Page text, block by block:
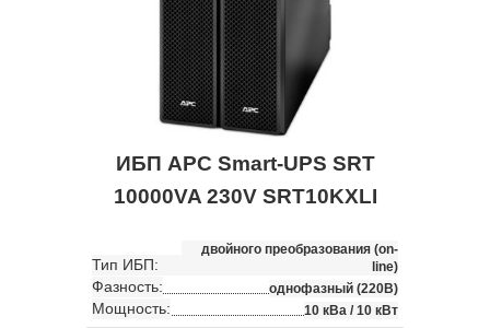
ИБП APC Smart-UPS SRT
10000VA 230V SRT10KXLI
Тип ИБП:
двойного преобразования (on-
line)
Фазность: однофазный (220В)
Мощность: 10 кВа / 10 кВт